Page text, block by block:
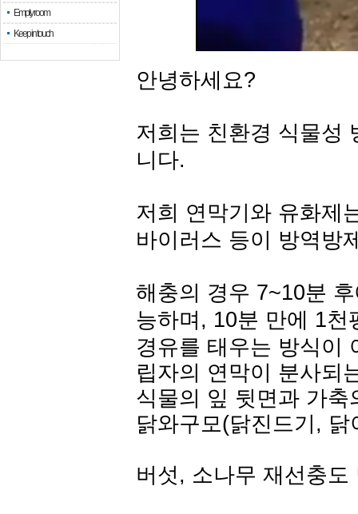
Empty room
Keep in touch
안녕하세요?
저희는 친환경 식물성
니다.
저희 연막기와 유화제
바이러스 등이 방역방
해충의 경우 7~10분
능하며, 10분 만에 1천
경유를 태우는 방식이
립자의 연막이 분사되
식물의 잎 뒷면과 가
닭와구모(닭진드기,
버섯, 소나무 재선충